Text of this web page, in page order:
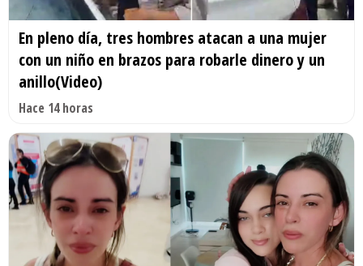
En pleno día, tres hombres atacan a una mujer
con un niño en brazos para robarle dinero y un
anillo(Video)
Hace 14 horas